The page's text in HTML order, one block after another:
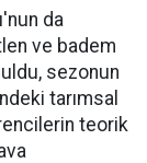
da
ve badem
sezonun
tarımsal
teorik